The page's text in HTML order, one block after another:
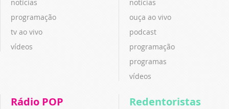
notícias
programação
tv ao vivo
vídeos
notícias
ouça ao vivo
podcast
programação
programas
vídeos
Rádio POP Redentoristas